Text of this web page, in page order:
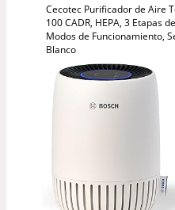
Cecotec Purificador de Aire
100 CADR, HEPA, 3 Etapas
Modos de Funcionamiento,
Blanco